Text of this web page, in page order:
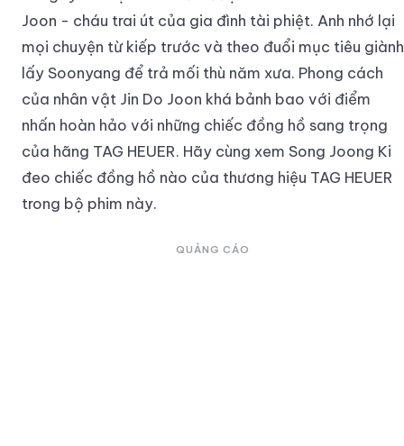
Joon - cháu trai út của gia đình tài phiệt. Anh nhớ lại
mọi chuyện từ kiếp trước và theo đuổi mục tiêu giành
lấy Soonyang để trả mối thù năm xưa. Phong cách
của nhân vật Jin Do Joon khá bảnh bao với điểm
nhấn hoàn hảo với những chiếc đồng hồ sang trọng
của hãng TAG HEUER. Hãy cùng xem Song Joong Ki
đeo chiếc đồng hồ nào của thương hiệu TAG HEUER
trong bộ phim này.
QUẢNG CÁO